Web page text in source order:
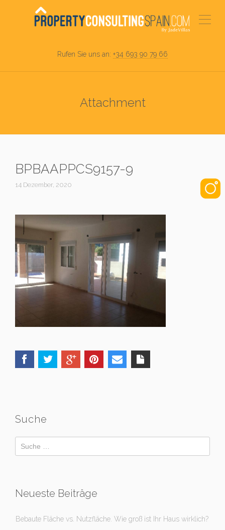
Rufen Sie uns an: +34 693 90 79 66
Attachment
BPBAAPPCS9157-9
14 Dezember, 2020
Suche
Neueste Beiträge
Bebaute Fläche vs. Nutzfläche. Wie groß ist Ihr Haus wirklich?